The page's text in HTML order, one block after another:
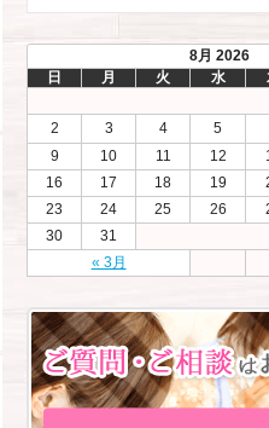
8月 2026
日
月 火 水
« 3月
2
3 4 5
9
10 11 12
16
17 18 19
23
24 25 26
30
31